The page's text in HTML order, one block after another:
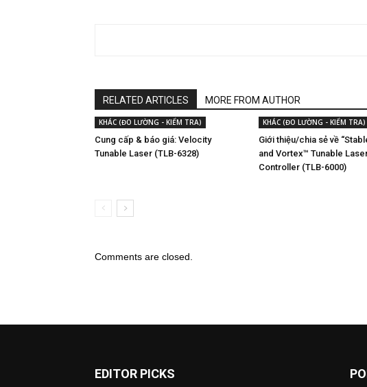
RELATED ARTICLES MORE FROM AUTHOR
KHÁC (ĐO LƯỜNG - KIỂM TRA)
Cung cấp & báo giá: Velocity
Tunable Laser (TLB-6328)
KHÁC (ĐO LƯỜNG - KIỂM TRA)
Giới thiệu/chia sẻ về
and Vortex™ Tunable
Controller (TLB-6000)
Comments are closed.
EDITOR PICKS